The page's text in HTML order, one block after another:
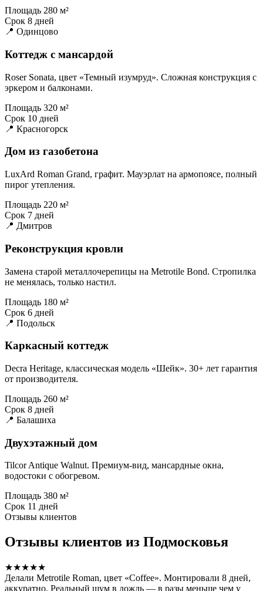
Площадь 280 м²
Срок 8 дней
📍 Одинцово
Коттедж с мансардой
Roser Sonata, цвет «Темный изумруд». Сложная конструкция с
эркером и балконами.
Площадь 320 м²
Срок 10 дней
📍 Красногорск
Дом из газобетона
LuxArd Roman Grand, графит. Мауэрлат на армопоясе, полный
пирог утепления.
Площадь 220 м²
Срок 7 дней
📍 Дмитров
Реконструкция кровли
Замена старой металлочерепицы на Metrotile Bond. Стропилка
не менялась, только настил.
Площадь 180 м²
Срок 6 дней
📍 Подольск
Каркасный коттедж
Decra Heritage, классическая модель «Шейк». 30+ лет гарантия
от производителя.
Площадь 260 м²
Срок 8 дней
📍 Балашиха
Двухэтажный дом
Tilcor Antique Walnut. Премиум-вид, мансардные окна,
водостоки с обогревом.
Площадь 380 м²
Срок 11 дней
Отзывы клиентов
Отзывы клиентов из Подмосковья
★★★★★
Делали Metrotile Roman, цвет «Coffee». Монтировали 8 дней,
аккуратно. Реальный шум в дождь — в разы меньше чем у